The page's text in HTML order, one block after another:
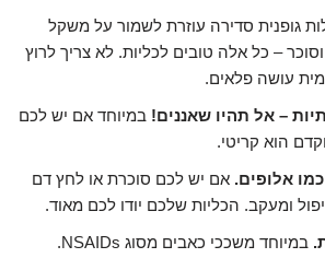
גופנית סדירה עוזרת לשמור על משקל
– כל אלה טובים לכליות. לא צריך לרוץ
עושה פלאים.
– אל תהיו שאננים! במיוחד אם יש לכם
הוא קריטי.
אלופים. אם יש לכם סוכרת או לחץ דם
ומעקב. הכליות שלכם יודו לכם מאוד.
במיוחד משככי כאבים מסוג NSAIDs.